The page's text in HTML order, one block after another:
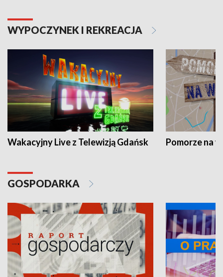
WYPOCZYNEK I REKREACJA
Wakacyjny Live z Telewizją Gdańsk Pomorze na
GOSPODARKA